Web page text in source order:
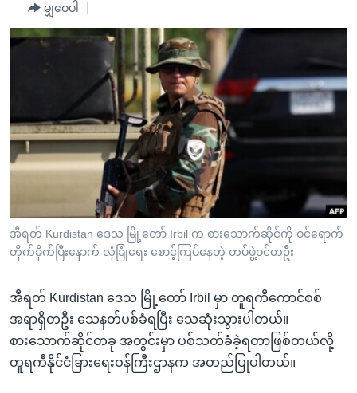
အကြောင်းအရာ
ရန်
ပင်မ
အ
ကျော်
ရှာဖွေ
တရုတ်
ရပ်ဝန်းတခု လမ်းတခု အလွန်
အမေရိကန်သုံးအီဒီယံ
မကြေးမုံရဲ့ အင်္ဂလိပ်စာ
ရုပ်ရှင်ထဲက အင်္ဂလိပ်စာ
သုတပဒေသာ အင်္ဂလိပ်စာ
အပတ်စဉ်ကဏ္ဍများ
တီဗွီ
ရေဒီယိုနှင့်ရုပ်သံ အချက်အလက်များ
ရေဒီယို/တီဗွီအစီအစဉ်
Learning English
ဗွီအိုအေ လူမှုကွန်ယက်များ
ဘာသာစကားများ
မျှဝေပါ
အီရတ် Kurdistan ဒေသ မြို့တော် Irbil က စားသောက်ဆိုင်ကို ဝင်ရောက်
တိုက်ခိုက်ပြီးနောက် လုံခြုံရေး စောင့်ကြပ်နေတဲ့ တပ်ဖွဲ့ဝင်တဦး
အီရတ် Kurdistan ဒေသ မြို့တော် Irbil မှာ တူရကီကောင်စစ်
အရာရှိတဦး သေနတ်ပစ်ခံရပြီး သေဆုံးသွားပါတယ်။
စားသောက်ဆိုင်တခု အတွင်းမှာ ပစ်သတ်ခံခဲ့ရတာဖြစ်တယ်လို့
တူရကီနိုင်ငံခြားရေးဝန်ကြီးဌာနက အတည်ပြုပါတယ်။